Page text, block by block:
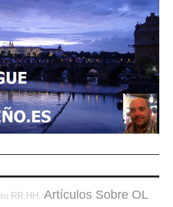
RR.HH. Artículos Sobre OL